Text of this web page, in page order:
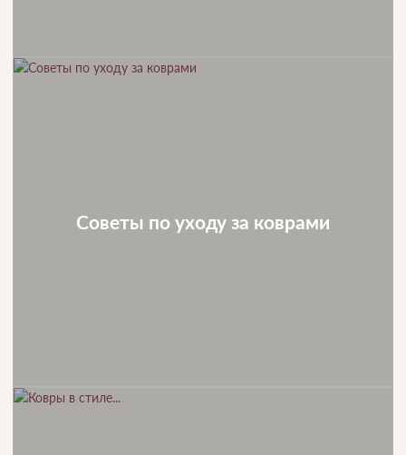
Советы по уходу за коврами